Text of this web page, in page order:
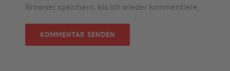
Browser speichern, bis ich wieder kommentiere.